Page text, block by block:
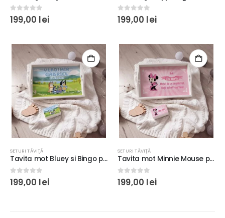
0out of 5
199,00 lei 0out of 5
199,00 lei
SETURI TĂVIŢĂ
Tavita mot Bluey si Bingo personalizată, tăiere de moţ, 35x23x6cm, transfer pe lemn, fetite sau baietei
0out of 5
199,00 lei
SETURI TĂVIŢĂ
Tavita mot Minnie Mouse personalizată, tăiere de moţ pentru fetiţe, 35x23x6cm, transfer pe lemn
0out of 5
199,00 lei